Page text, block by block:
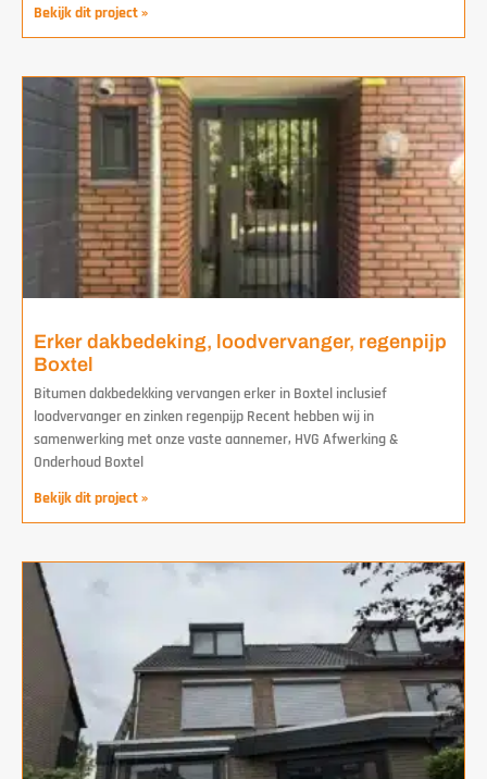
Bekijk dit project »
Erker dakbedeking, loodvervanger, regenpijp
Boxtel
Bitumen dakbedekking vervangen erker in Boxtel inclusief
loodvervanger en zinken regenpijp Recent hebben wij in
samenwerking met onze vaste aannemer, HVG Afwerking &
Onderhoud Boxtel
Bekijk dit project »